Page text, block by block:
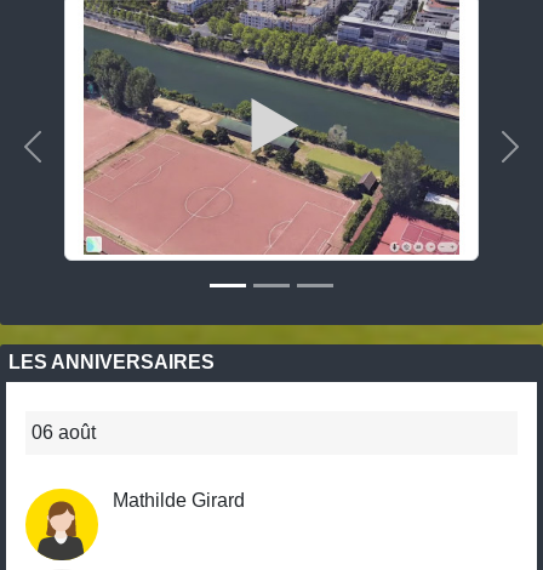
Précedent
LES ANNIVERSAIRES
06 août
Mathilde Girard